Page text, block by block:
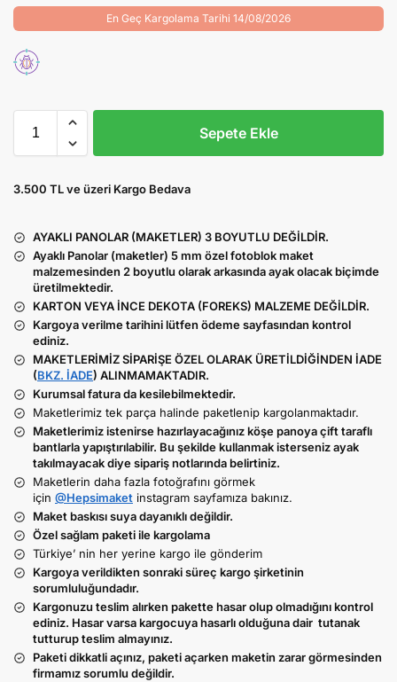
En Geç Kargolama Tarihi 14/08/2026
Sepete Ekle
3.500 TL ve üzeri Kargo Bedava
AYAKLI PANOLAR (MAKETLER) 3 BOYUTLU DEĞİLDİR.
Ayaklı Panolar (maketler) 5 mm özel fotoblok maket
malzemesinden 2 boyutlu olarak arkasında ayak olacak biçimde
üretilmektedir.
KARTON VEYA İNCE DEKOTA (FOREKS) MALZEME DEĞİLDİR.
Kargoya verilme tarihini lütfen ödeme sayfasından kontrol
ediniz.
MAKETLERİMİZ SİPARİŞE ÖZEL OLARAK ÜRETİLDİĞİNDEN İADE
(BKZ. İADE) ALINMAMAKTADIR.
Kurumsal fatura da kesilebilmektedir.
Maketlerimiz tek parça halinde paketlenip kargolanmaktadır.
Maketlerimiz istenirse hazırlayacağınız köşe panoya çift taraflı
bantlarla yapıştırılabilir. Bu şekilde kullanmak isterseniz ayak
takılmayacak diye sipariş notlarında belirtiniz.
Maketlerin daha fazla fotoğrafını görmek
için @Hepsimaket instagram sayfamıza bakınız.
Maket baskısı suya dayanıklı değildir.
Özel sağlam paketi ile kargolama
Türkiye’ nin her yerine kargo ile gönderim
Kargoya verildikten sonraki süreç kargo şirketinin
sorumluluğundadır.
Kargonuzu teslim alırken pakette hasar olup olmadığını kontrol
ediniz. Hasar varsa kargocuya hasarlı olduğuna dair tutanak
tutturup teslim almayınız.
Paketi dikkatli açınız, paketi açarken maketin zarar görmesinden
firmamız sorumlu değildir.